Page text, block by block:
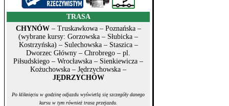
TRASA
CHYNÓW– Truskawkowa – Poznańska –
(wybrane kursy: Gorzowska – Słubicka –
Kostrzyńska) – Sulechowska – Staszica –
Dworzec Główny – Chrobrego – pl.
Piłsudskiego – Wrocławska – Sienkiewicza –
Kożuchowska – Jędrzychowska –
JĘDRZYCHÓW
Po kliknięciu w godzinę odjazdu wyświetlą się szczegóły danego
kursu w tym również trasa przejazdu.